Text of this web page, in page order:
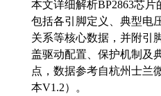
本文详细解析BP2863芯片
包括各引脚定义、典型电
关系等核心数据，并附引
盖驱动配置、保护机制及
点，数据参考自杭州士兰
本V1.2）。